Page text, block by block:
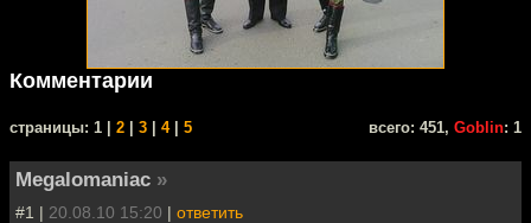
Комментарии
cтраницы: 1 | 2 3 4| 5 всего: 451, Goblin: 1
Megalomaniac »
#1 | 20.08.10 15:20 | ответить